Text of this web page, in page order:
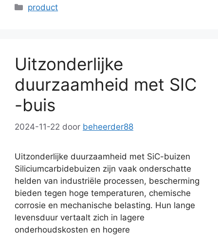
Categorieën
product
Uitzonderlijke
duurzaamheid met SIC
-buis
2024-11-22 door beheerder88
Uitzonderlijke duurzaamheid met SiC-buizen
Siliciumcarbidebuizen zijn vaak onderschatte
helden van industriële processen, bescherming
bieden tegen hoge temperaturen, chemische
corrosie en mechanische belasting. Hun lange
levensduur vertaalt zich in lagere
onderhoudskosten en hogere